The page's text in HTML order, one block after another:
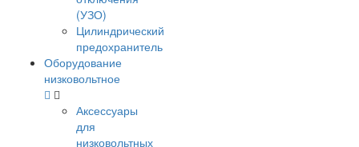
(УЗО)
Цилиндрический
предохранитель
Оборудование
низковольтное
Аксессуары
для
низковольтных